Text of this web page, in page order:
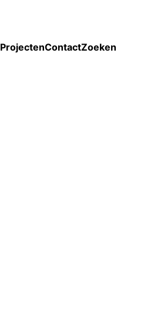
ProjectenContactZoeken